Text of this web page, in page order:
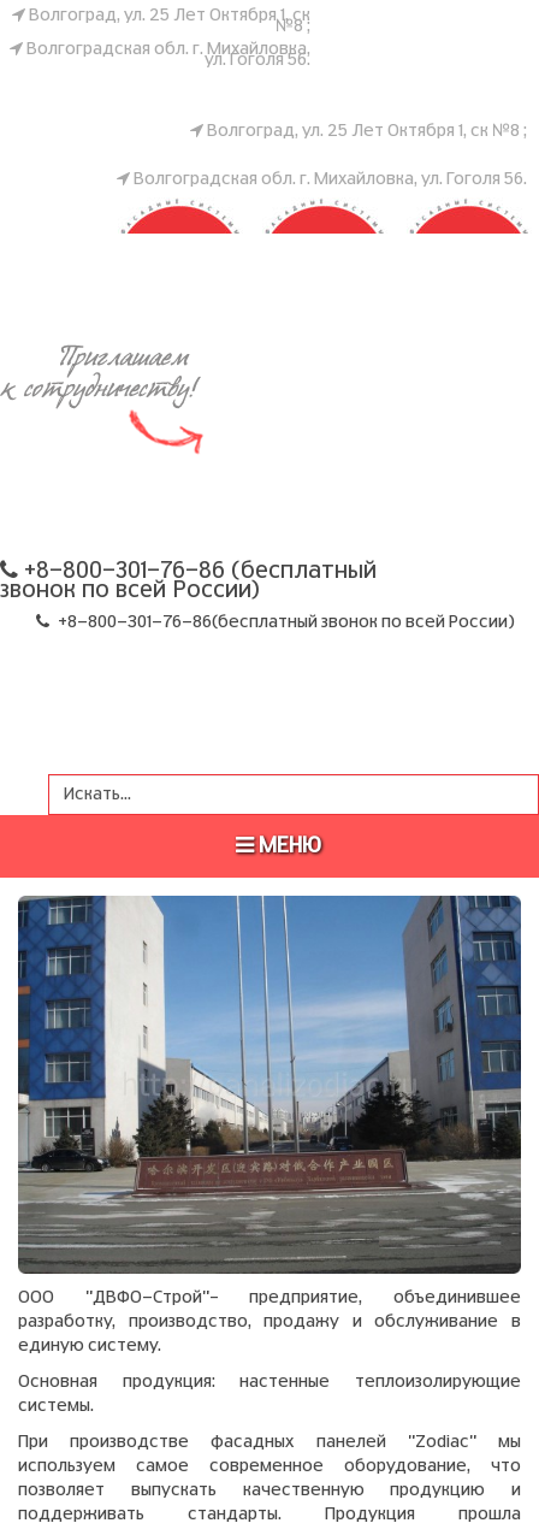
Волгоград, ул. 25 Лет Октября 1, ск
№8 ;
Волгоградская обл. г. Михайловка,
ул. Гоголя 56.
Волгоград, ул. 25 Лет Октября 1, ск №8 ;
Волгоградская обл. г. Михайловка, ул. Гоголя 56.
ZODIAC
+8-800-301-76-86 (бесплатный
звонок по всей России)
+8-800-301-76-86(бесплатный звонок по всей России)
МЕНЮ
ООО "ДВФО-Строй"– предприятие, объединившее
разработку, производство, продажу и обслуживание в
единую систему.
Основная продукция: настенные теплоизолирующие
системы.
При производстве фасадных панелей "Zodiac" мы
используем самое современное оборудование, что
позволяет выпускать качественную продукцию и
поддерживать стандарты. Продукция прошла